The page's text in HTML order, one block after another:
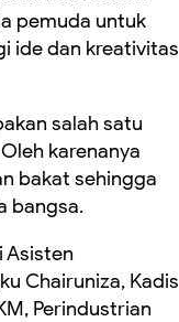
pemuda untuk
ide dan kreativitas
salah satu
karenanya
bakat sehingga
bangsa.
Asisten
Chairuniza, Kadis
Perindustrian